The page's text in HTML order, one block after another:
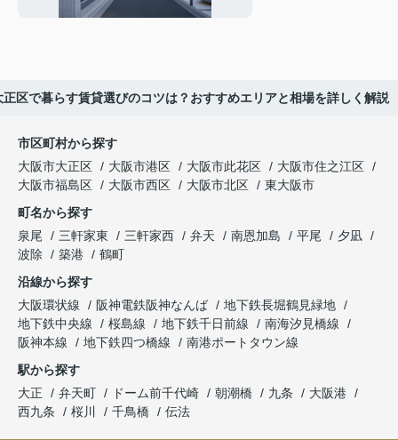
正区で暮らす賃貸選びのコツは？おすすめエリアと相場を詳しく解説
市区町村から探す
大阪市大正区
大阪市港区 大阪市此花区
大阪市住之江区
大阪市福島区
大阪市西区 大阪市北区
東大阪市
町名から探す
泉尾
三軒家東 三軒家西 弁天 南恩加島 平尾
夕凪
波除
築港
鶴町
沿線から探す
大阪環状線
阪神電鉄阪神なんば
地下鉄長堀鶴見緑地
地下鉄中央線
桜島線 地下鉄千日前線
南海汐見橋線
阪神本線
地下鉄四つ橋線
南港ポートタウン線
駅から探す
大正
弁天町 ドーム前千代崎 朝潮橋 九条
大阪港
西九条
桜川 千鳥橋 伝法